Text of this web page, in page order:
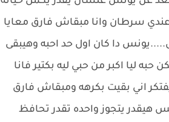
سرطان وانا مبقاش فارق معايا
دا كان اول حد احبه وهيبقى
ليا اكبر من حبي ليه بكتير فانا
اني بقيت بكرهه ومبقاش فارق
هيقدر يتجوز واحده تقدر تحافظ